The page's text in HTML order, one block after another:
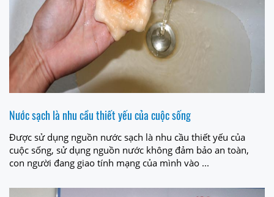
Nước sạch là nhu cầu thiết yếu của cuộc sống
Được sử dụng nguồn nước sạch là nhu cầu thiết yếu của
cuộc sống, sử dụng nguồn nước không đảm bảo an toàn,
con người đang giao tính mạng của mình vào ...